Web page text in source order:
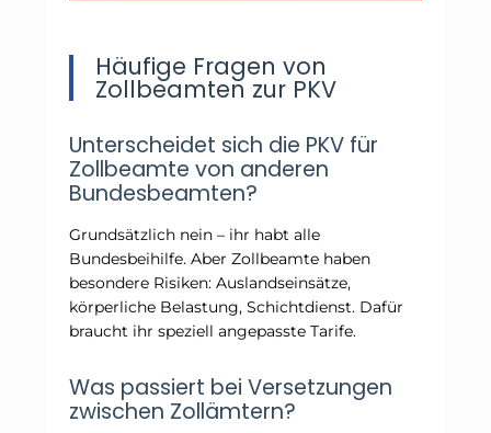
Häufige Fragen von
Zollbeamten zur PKV
Unterscheidet sich die PKV für
Zollbeamte von anderen
Bundesbeamten?
Grundsätzlich nein – ihr habt alle
Bundesbeihilfe. Aber Zollbeamte haben
besondere Risiken: Auslandseinsätze,
körperliche Belastung, Schichtdienst. Dafür
braucht ihr speziell angepasste Tarife.
Was passiert bei Versetzungen
zwischen Zollämtern?